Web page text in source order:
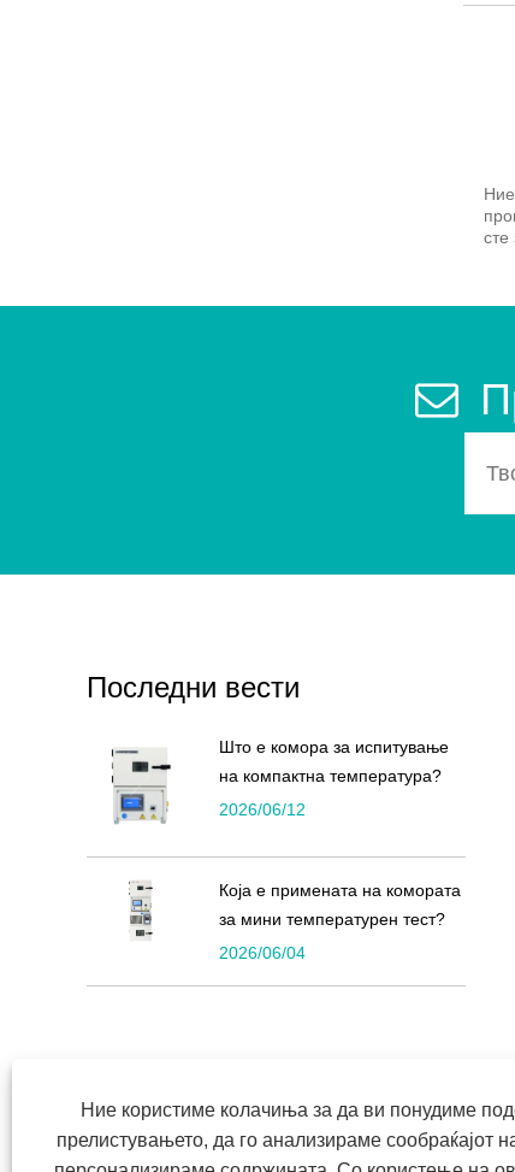
сте
Последни вести
Што е комора за испитување
на компактна температура?
2026/06/12
Која е примената на комората
за мини температурен тест?
2026/06/04
Авторски права © 2022 Symor Instrument Equipment
Ние користиме колачиња за да ви понудиме
прелистувањето, да го анализираме сообраќајот